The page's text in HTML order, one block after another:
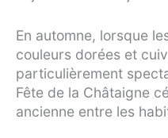
En automne, lorsque
couleurs dorées et
particulièrement
Fête de la Châtaigne
ancienne entre les